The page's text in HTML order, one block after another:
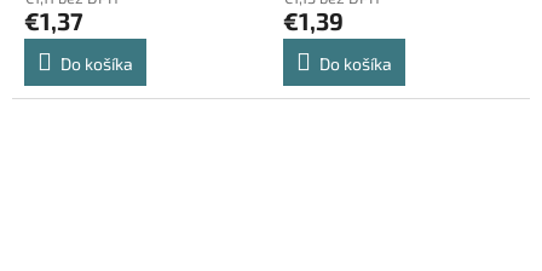
€1,37
Do košíka
€1,39
Do košíka